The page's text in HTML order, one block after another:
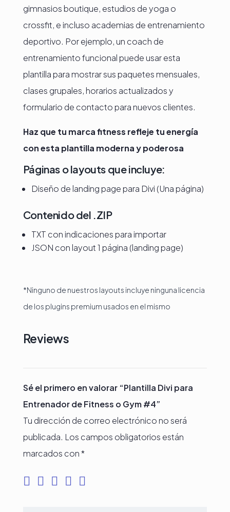
gimnasios boutique, estudios de yoga o
crossfit, e incluso academias de entrenamiento
deportivo. Por ejemplo, un coach de
entrenamiento funcional puede usar esta
plantilla para mostrar sus paquetes mensuales,
clases grupales, horarios actualizados y
formulario de contacto para nuevos clientes.
Haz que tu marca fitness refleje tu energía
con esta plantilla moderna y poderosa
Páginas o layouts que incluye:
Diseño de landing page para Divi (Una página)
Contenido del .ZIP
TXT con indicaciones para importar
JSON con layout 1 página (landing page)
*Ninguno de nuestros layouts incluye ninguna licencia
de los plugins premium usados en el mismo
Reviews
Sé el primero en valorar “Plantilla Divi para
Entrenador de Fitness o Gym #4”
Tu dirección de correo electrónico no será
publicada. Los campos obligatorios están
marcados con*